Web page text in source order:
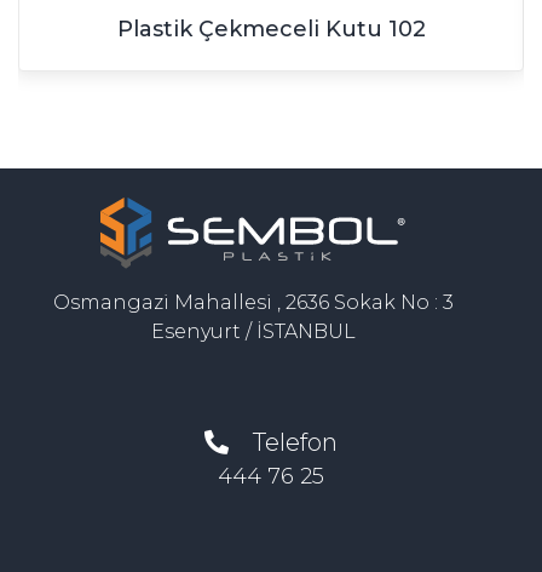
Plastik Çekmeceli Kutu 102
Osmangazi Mahallesi , 2636 Sokak No : 3
Esenyurt / İSTANBUL
Telefon
444 76 25